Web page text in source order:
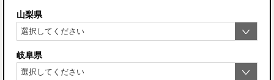
山梨県
岐阜県